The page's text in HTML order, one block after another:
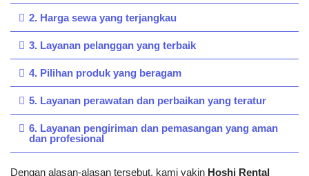
2. Harga sewa yang terjangkau
3. Layanan pelanggan yang terbaik
4. Pilihan produk yang beragam
5. Layanan perawatan dan perbaikan yang teratur
6. Layanan pengiriman dan pemasangan yang aman
dan profesional
Dengan alasan-alasan tersebut, kami yakin Hoshi Rental